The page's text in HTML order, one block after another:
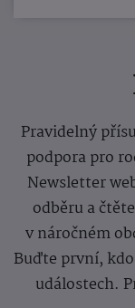
Pravidelný
podpora pro
Newsletter
odběru a
v náročném
Buďte první,
událostech.